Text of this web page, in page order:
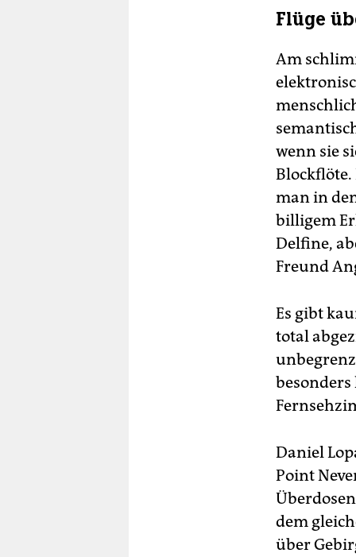
Flüge
Am
wenn sie
Blockflöte.
man in
billigem
Delfine,
Freund
Es gibt
total
Daniel
Point
dem
über